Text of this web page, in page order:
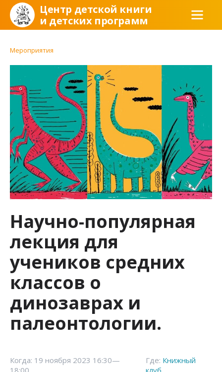
Центр детской книги
и детских программ
Мероприятия
Научно-популярная
лекция для
учеников средних
классов о
динозаврах и
палеонтологии.
Когда: 19 ноября 2023 16:30—
Где: Книжный